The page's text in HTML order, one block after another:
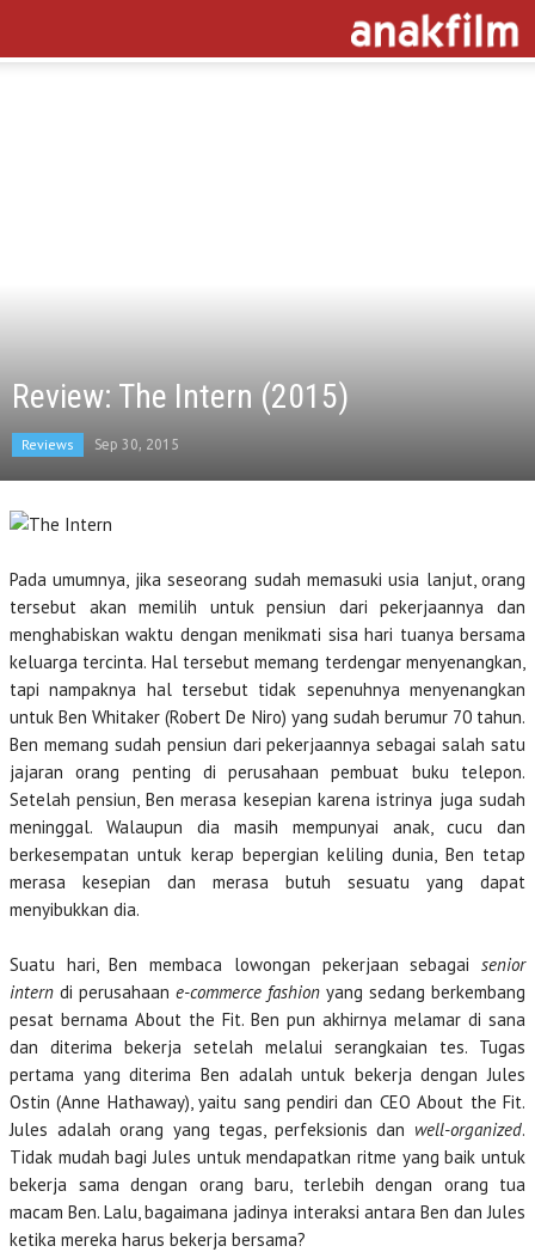
Review: The Intern (2015)
Reviews Sep 30, 2015
Pada umumnya, jika seseorang sudah memasuki usia lanjut, orang
tersebut akan memilih untuk pensiun dari pekerjaannya dan
menghabiskan waktu dengan menikmati sisa hari tuanya bersama
keluarga tercinta. Hal tersebut memang terdengar menyenangkan,
tapi nampaknya hal tersebut tidak sepenuhnya menyenangkan
untuk Ben Whitaker (Robert De Niro) yang sudah berumur 70 tahun.
Ben memang sudah pensiun dari pekerjaannya sebagai salah satu
jajaran orang penting di perusahaan pembuat buku telepon.
Setelah pensiun, Ben merasa kesepian karena istrinya juga sudah
meninggal. Walaupun dia masih mempunyai anak, cucu dan
berkesempatan untuk kerap bepergian keliling dunia, Ben tetap
merasa kesepian dan merasa butuh sesuatu yang dapat
menyibukkan dia.
Suatu hari, Ben membaca lowongan pekerjaan sebagai senior
intern di perusahaan e-commerce fashion yang sedang berkembang
pesat bernama About the Fit. Ben pun akhirnya melamar di sana
dan diterima bekerja setelah melalui serangkaian tes. Tugas
pertama yang diterima Ben adalah untuk bekerja dengan Jules
Ostin (Anne Hathaway), yaitu sang pendiri dan CEO About the Fit.
Jules adalah orang yang tegas, perfeksionis dan well-organized.
Tidak mudah bagi Jules untuk mendapatkan ritme yang baik untuk
bekerja sama dengan orang baru, terlebih dengan orang tua
macam Ben. Lalu, bagaimana jadinya interaksi antara Ben dan Jules
ketika mereka harus bekerja bersama?